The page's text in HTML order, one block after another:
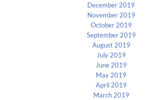
December 2019
November 2019
October 2019
September 2019
August 2019
July 2019
June 2019
May 2019
April 2019
March 2019